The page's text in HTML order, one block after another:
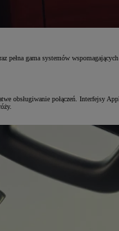
gama systemów
obsługiwanie połączeń. Interfejsy